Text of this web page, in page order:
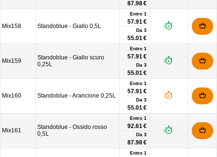
87.98 €
Mix158 Standoblue - Giallo 0,5L
Entro 1
57.91 €
Da 3
55.01 €
Mix159
Standoblue - Giallo scuro
0,25L
Entro 1
57.91 €
Da 3
55.01 €
Mix160 Standoblue - Arancione 0,25L
Entro 1
57.91 €
Da 3
55.01 €
Mix161
Standoblue - Ossido rosso
0,5L
Entro 1
92.61 €
Da 3
87.98 €
Entro 1